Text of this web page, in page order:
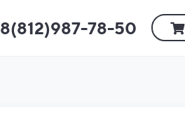
8(812)987-78-50